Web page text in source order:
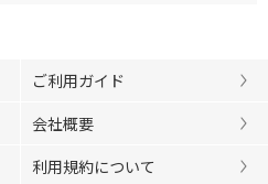
ご利用ガイド
会社概要
利用規約について